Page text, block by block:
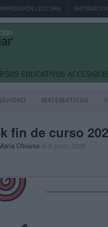
LECTORA
MATEMÁTICAS
fin de curso
Olivares el 8 junio, 2026